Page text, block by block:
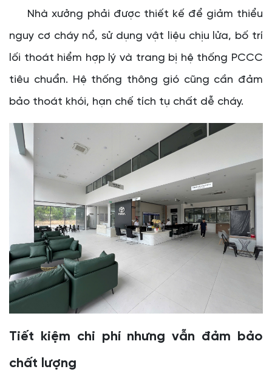
Nhà xưởng phải được thiết kế để giảm thiểu
nguy cơ cháy nổ, sử dụng vật liệu chịu lửa, bố trí
lối thoát hiểm hợp lý và trang bị hệ thống PCCC
tiêu chuẩn. Hệ thống thông gió cũng cần đảm
bảo thoát khói, hạn chế tích tụ chất dễ cháy.
Tiết kiệm chi phí nhưng vẫn đảm bảo
chất lượng